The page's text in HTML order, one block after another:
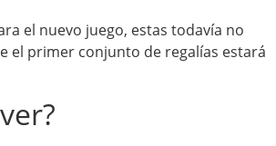
el nuevo juego, estas todavía no
el primer conjunto de regalías estará